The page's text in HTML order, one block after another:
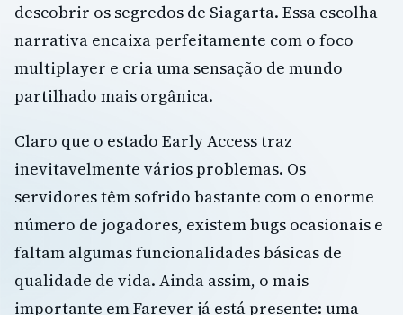
descobrir os segredos de Siagarta. Essa escolha
narrativa encaixa perfeitamente com o foco
multiplayer e cria uma sensação de mundo
partilhado mais orgânica.
Claro que o estado Early Access traz
inevitavelmente vários problemas. Os
servidores têm sofrido bastante com o enorme
número de jogadores, existem bugs ocasionais e
faltam algumas funcionalidades básicas de
qualidade de vida. Ainda assim, o mais
importante em Farever já está presente: uma